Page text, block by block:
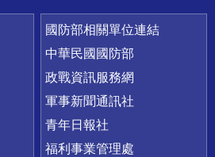
國防部相關單位連結
中華民國國防部
政戰資訊服務網
軍事新聞通訊社
青年日報社
福利事業管理處